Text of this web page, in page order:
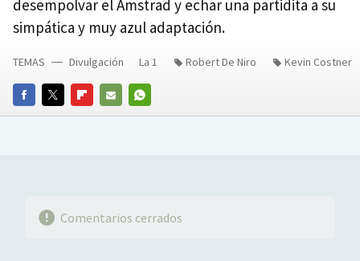
desempolvar el Amstrad y echar una partidita a su
simpática y muy azul adaptación.
FACEBOOKTWITTERFLIPBOARD
E-
WHATSAPP
TEMAS Divulgación La 1 Robert De Niro Kevin Costner
Comentarios cerrados